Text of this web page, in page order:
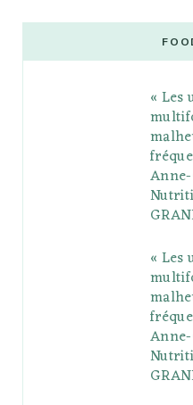
b
t
g
l
e
P
l
s
« Les
« Les